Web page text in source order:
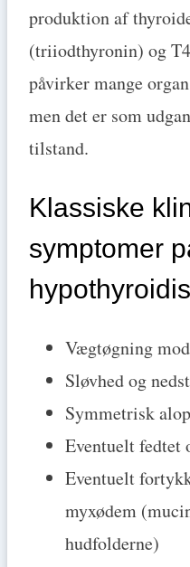
produktion af
(triiodthyronin) og
påvirker mange
men det er som
tilstand.
Klassiske
symptomer
Vægtøgning
Sløvhed og
Symmetrisk
Eventuelt fedtet
Eventuelt
myxødem
hudfolderne)